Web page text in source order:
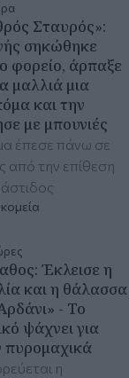
Σταυρός»:
σηκώθηκε
φορείο, άρπαξε
μαλλιά μια
και την
με μπουνιές
έπεσε πάνω σε
από την επίθεση
Έκλεισε η
και η θάλασσα
- Το
ψάχνει για
πυρομαχικά
η